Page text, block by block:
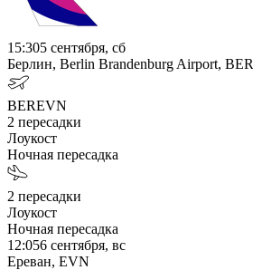
15:305 сентября, сб
Берлин, Berlin Brandenburg Airport, BER
BEREVN
2 пересадки
Лоукост
Ночная пересадка
2 пересадки
Лоукост
Ночная пересадка
12:056 сентября, вс
Ереван, EVN